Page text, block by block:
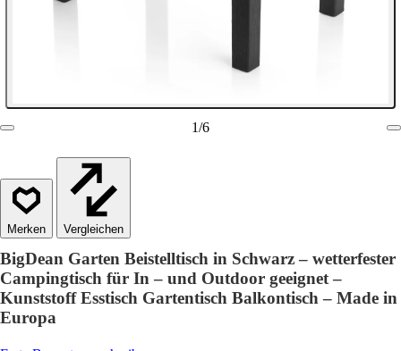
1/6
Vergleichen
BigDean Garten Beistelltisch in Schwarz – wetterfester
Campingtisch für In – und Outdoor geeignet –
Kunststoff Esstisch Gartentisch Balkontisch – Made in
Europa